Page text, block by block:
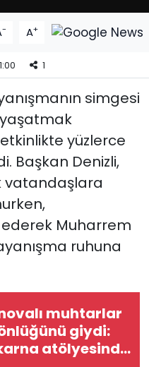
- A+
1
simgesi
yüzlerce
Başkan Denizli,
vatandaşlara
Muharrem
ruhuna
muhtarlar
giydi:
atölyesinde